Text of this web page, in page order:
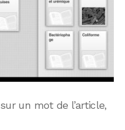
sur un mot de l’article,